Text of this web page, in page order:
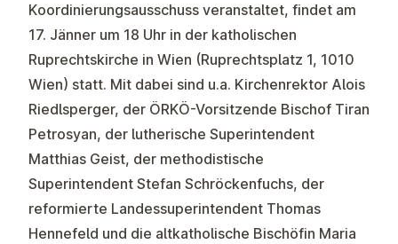
Koordinierungsausschuss veranstaltet, findet am
17. Jänner um 18 Uhr in der katholischen
Ruprechtskirche in Wien (Ruprechtsplatz 1, 1010
Wien) statt. Mit dabei sind u.a. Kirchenrektor Alois
Riedlsperger, der ÖRKÖ-Vorsitzende Bischof Tiran
Petrosyan, der lutherische Superintendent
Matthias Geist, der methodistische
Superintendent Stefan Schröckenfuchs, der
reformierte Landessuperintendent Thomas
Hennefeld und die altkatholische Bischöfin Maria